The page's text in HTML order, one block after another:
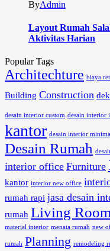
ByAdmin
Layout Rumah
Aktivitas Harian
Popular Tags
Architechture biaya
Building Construction
desain interior custom desain interior
kantor desain interior
Desain Rumah
interior office Furniture
kantor interior new office
rumah rapi jasa desain
rumah Living
material interior menata rumah new
rumah Planning remodeling